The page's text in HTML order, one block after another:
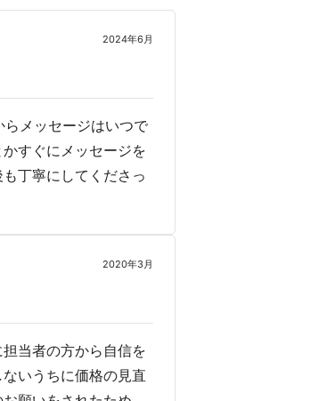
2024年6月
メッセージはいつで
すぐにメッセージを
丁寧にしてくださっ
2020年3月
当者の方から自信を
いうちに価格の見直